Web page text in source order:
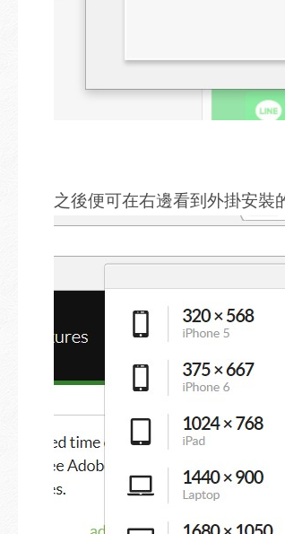
之後便可在右邊看到外掛安裝